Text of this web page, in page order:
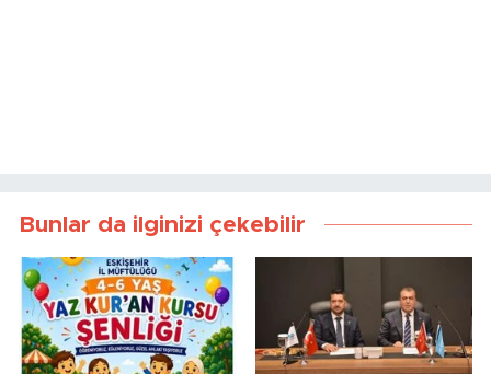
Bunlar da ilginizi çekebilir